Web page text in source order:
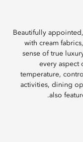
Beautifully
with cream
sense of true
every aspect
temperature,
activities, dining
also